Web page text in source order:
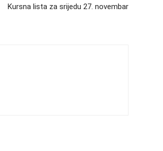
Kursna lista za srijedu 27. novembar